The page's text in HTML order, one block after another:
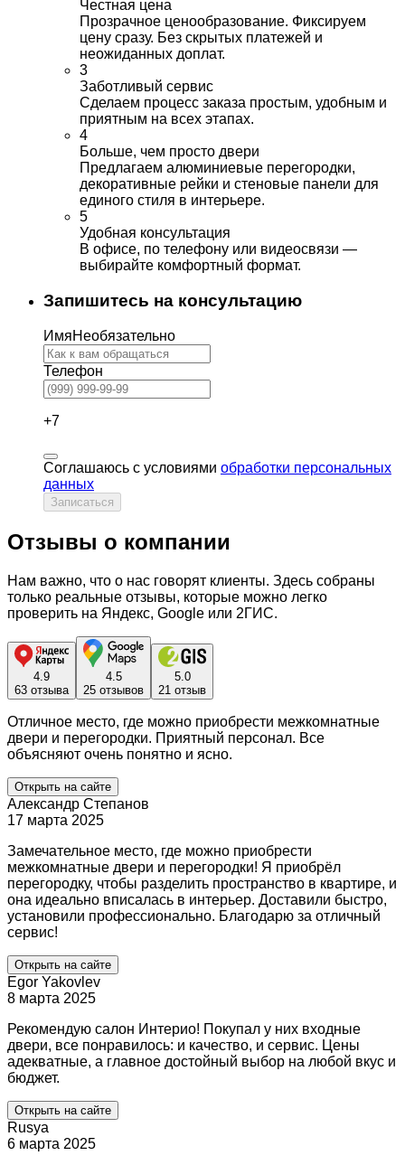
Честная цена
Прозрачное ценообразование. Фиксируем
цену сразу. Без скрытых платежей и
неожиданных доплат.
3
Заботливый сервис
Сделаем процесс заказа простым, удобным и
приятным на всех этапах.
4
Больше, чем просто двери
Предлагаем алюминиевые перегородки,
декоративные рейки и стеновые панели для
единого стиля в интерьере.
5
Удобная консультация
В офисе, по телефону или видеосвязи —
выбирайте комфортный формат.
Запишитесь на консультацию
ИмяНеобязательно
Телефон
+7
Соглашаюсь с условиями обработки персональных
данных
Записаться
Отзывы о компании
Нам важно, что о нас говорят клиенты. Здесь собраны
только реальные отзывы, которые можно легко
проверить на Яндекс, Google или 2ГИС.
4.9
63 отзыва
4.5
25 отзывов
5.0
21 отзыв
Отличное место, где можно приобрести межкомнатные
двери и перегородки. Приятный персонал. Все
объясняют очень понятно и ясно.
Открыть на сайте
Александр Степанов
17 марта 2025
Замечательное место, где можно приобрести
межкомнатные двери и перегородки! Я приобрёл
перегородку, чтобы разделить пространство в квартире, и
она идеально вписалась в интерьер. Доставили быстро,
установили профессионально. Благодарю за отличный
сервис!
Открыть на сайте
Egor Yakovlev
8 марта 2025
Рекомендую салон Интерио! Покупал у них входные
двери, все понравилось: и качество, и сервис. Цены
адекватные, а главное достойный выбор на любой вкус и
бюджет.
Открыть на сайте
Rusya
6 марта 2025